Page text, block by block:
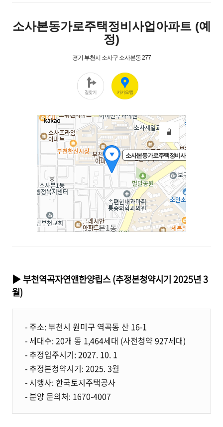
▶ 부천역곡자연앤한양립스 (추정본청약시기 2025년 3
월)
- 주소: 부천시 원미구 역곡동 산 16-1
- 세대수: 20개 동 1,464세대 (사전청약 927세대)
- 추정입주시기: 2027. 10. 1
- 추정본청약시기: 2025. 3월
- 시행사: 한국토지주택공사
- 분양 문의처: 1670-4007